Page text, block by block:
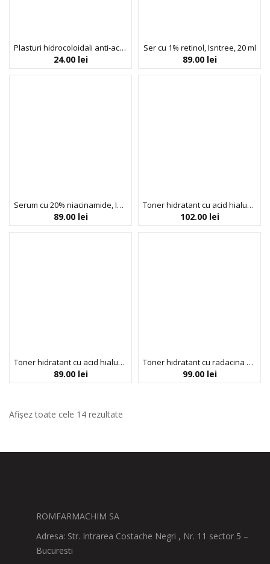
Plasturi hidrocoloidali anti-acnee cu extract de ceapa, Isntree, 24 buc
24.00 lei
Ser cu 1% retinol, Isntree, 20 ml
89.00 lei
Serum cu 20% niacinamide, Isntree, 20 ml
89.00 lei
Toner hidratant cu acid hialuronic PLUS, Hyaluronic acid line, Isntree, 200ml
102.00 lei
Toner hidratant cu acid hialuronic, Hyaluronic acid line, Isntree, 200ml
89.00 lei
Toner hidratant cu radacina de igname, Yam root line, Isntree, 200ml
99.00 lei
Afișez toate cele 14 rezultate
ROMFARMACHIM SA
Adresa: Str. Intrarea Costache Negri , Nr. 11 sector 5 –
Bucuresti